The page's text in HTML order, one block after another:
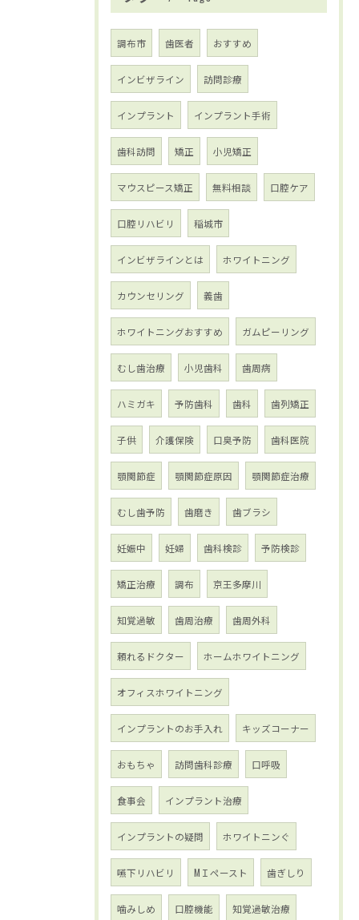
調布市 歯医者 おすすめ
インビザライン 訪問診療
インプラント インプラント手術
歯科訪問 矯正 小児矯正
マウスピース矯正 無料相談 口腔ケア
口腔リハビリ 稲城市
インビザラインとは ホワイトニング
カウンセリング 義歯
ホワイトニングおすすめ ガムピーリング
むし歯治療 小児歯科 歯周病
ハミガキ 予防歯科 歯科 歯列矯正
子供 介護保険 口臭予防 歯科医院
顎関節症 顎関節症原因 顎関節症治療
むし歯予防 歯磨き 歯ブラシ
妊娠中 妊婦 歯科検診 予防検診
矯正治療 調布 京王多摩川
知覚過敏 歯周治療 歯周外科
頼れるドクター ホームホワイトニング
オフィスホワイトニング
インプラントのお手入れ キッズコーナー
おもちゃ 訪問歯科診療 口呼吸
食事会 インプラント治療
インプラントの疑問 ホワイトニンぐ
嚥下リハビリ МＩペースト 歯ぎしり
噛みしめ 口腔機能 知覚過敏治療